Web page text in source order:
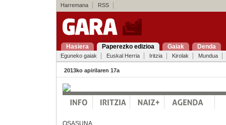
Harremana RSS
Hasiera Paperezko edizioa Gaiak Denda
Eguneko gaiak Euskal Herria Iritzia Kirolak Mundua
2013ko apirilaren 17a